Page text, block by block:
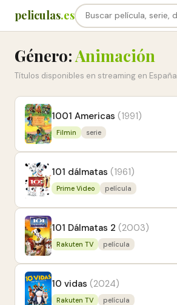
peliculas.es
Género:Animación
Títulos disponibles en streaming en España
1001 Americas (1991)
Filmin serie
101 dálmatas (1961)
Prime Video película
101 Dálmatas 2 (2003)
Rakuten TV película
10 vidas (2024)
Rakuten TV película